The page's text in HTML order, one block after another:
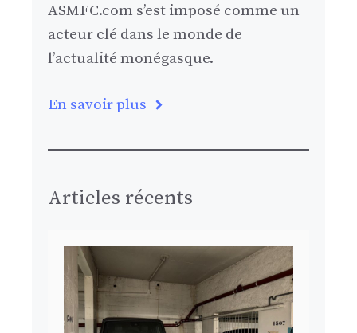
ASMFC.com s’est imposé comme un
acteur clé dans le monde de
l’actualité monégasque.
En savoir plus
Articles récents